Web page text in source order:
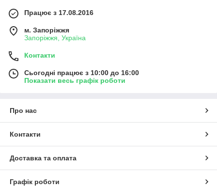
Працює з 17.08.2016
м. Запоріжжя
Запоріжжя, Україна
Контакти
Сьогодні працює з 10:00 до 16:00
Показати весь графік роботи
Про нас
Контакти
Доставка та оплата
Графік роботи